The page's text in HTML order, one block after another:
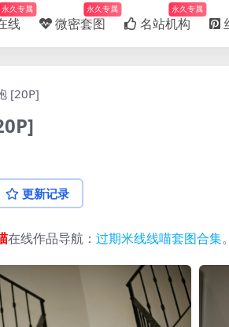
线
永久专属
微密套图
永久专属
名站机构
永久专属
[20P]
更新记录
在线作品导航： 过期米线线喵套图合集。